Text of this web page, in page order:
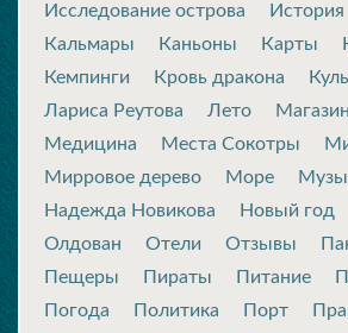
Исследование острова
История
Кальмары
Каньоны Карты
Кемпинги
Кровь дракона
Лариса Реутова
Лето Магазин
Медицина
Места Сокотры
Мирровое дерево
Море
Надежда Новикова
Новый год
Олдован
Отели Отзывы
Пещеры
Пираты Питание
Погода
Политика Порт